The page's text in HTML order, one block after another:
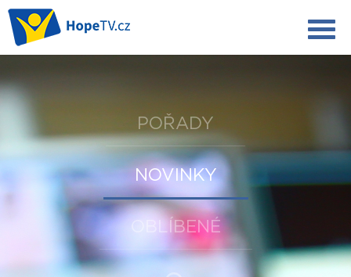
POŘADY
NOVINKY
OBLÍBENÉ